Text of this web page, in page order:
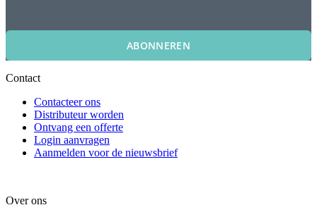
ABONNEREN
Contact
Contacteer ons
Distributeur worden
Ontvang een offerte
Login aanvragen
Aanmelden voor de nieuwsbrief
Over ons